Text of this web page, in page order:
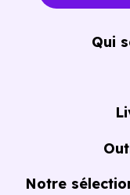
Qui
Guide de
Notre